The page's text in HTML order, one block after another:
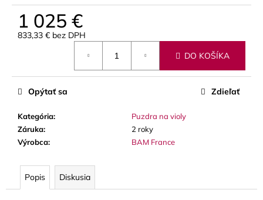
1 025 €
833,33 € bez DPH
DO KOŠÍKA
Kategória:
Puzdra na violy
Záruka:
2 roky
Výrobca: BAM France
Opýtať sa Zdieľať
Popis Diskusia
m
BALL